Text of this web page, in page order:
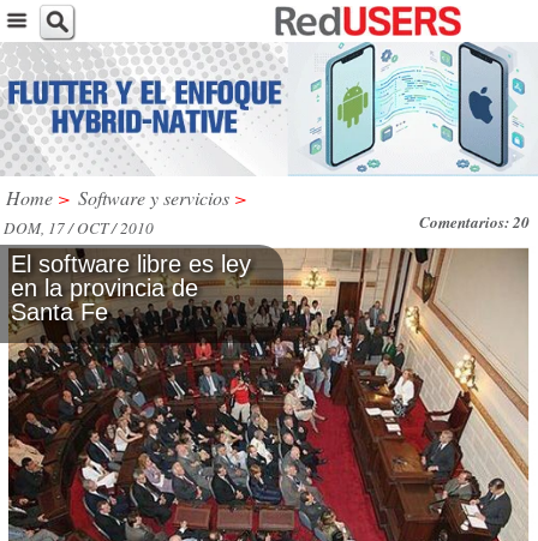
Home > Software y servicios >
Comentarios: 20
DOM, 17 / OCT / 2010
El software libre es ley
en la provincia de
Santa Fe